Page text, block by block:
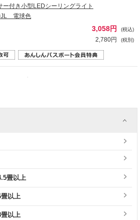
ー付き小型LEDシーリングライト
電球色
3,058円 (税込)
2,780円 (税別)
畳以上
以上
以上